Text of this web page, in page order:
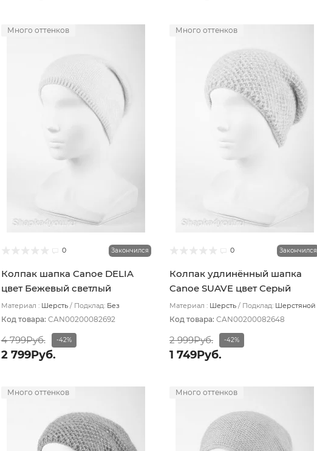
Много оттенков
0 Закончился
Колпак шапка Canoe DELIA
цвет Бежевый светлый
Материал : Шерсть Подклад: Без
Код товара: CAN00200082692
4 799Руб. -42%
2 799Руб.
Много оттенков
0 Закончился
Колпак удлинённый шапка
Canoe SUAVE цвет Серый
светлый
Материал : Шерсть Подклад: Шерстяной
Код товара: CAN00200082648
2 999Руб. -42%
1 749Руб.
Много оттенков Много оттенков